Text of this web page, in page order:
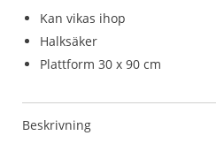
Kan vikas ihop
Halksäker
Plattform 30 x 90 cm
Beskrivning